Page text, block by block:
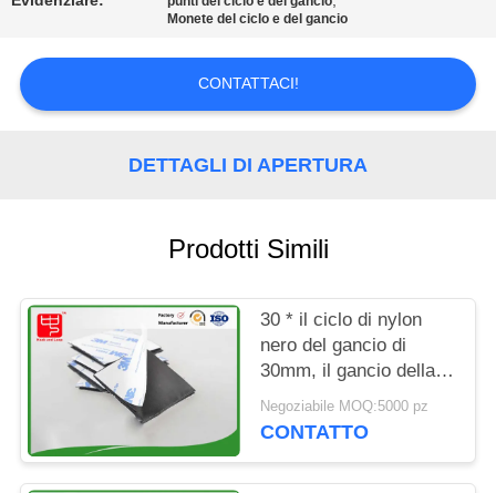
NOTIZIE
CHIEDI UN
PREVENTIVO
POLITICA
SULLA
PRIVACY
Monete del ciclo e del gancio
CONTATTACI!
DETTAGLI DI APERTURA
Prodotti Simili
30 * il ciclo di nylon
nero del gancio di
30mm, il gancio della
colla ed il freddo
appiccicoso dei punti
Negoziabile MOQ:5000 pz
CONTATTO